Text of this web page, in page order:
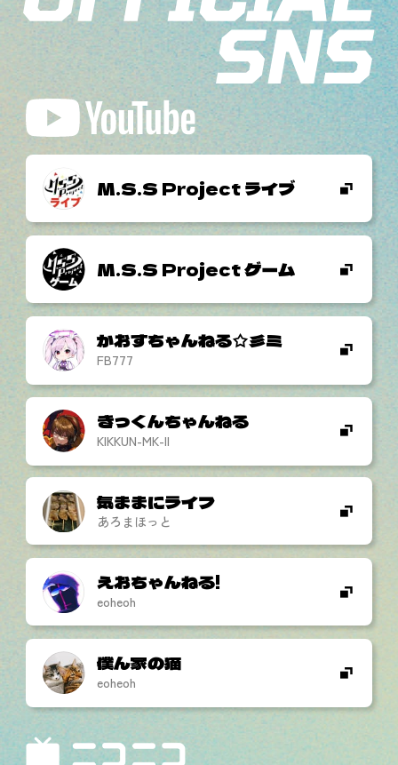
M.S.S Project ライブ
M.S.S Project ゲーム
かおすちゃんねる☆彡ミ
FB777
きっくんちゃんねる
KIKKUN-MK-II
気ままにライフ
あろまほっと
えおちゃんねる!
eoheoh
僕ん家の猫
eoheoh